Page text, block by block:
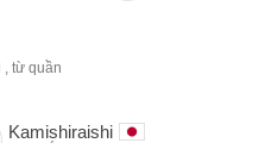
, từ quần
Kamishiraishi